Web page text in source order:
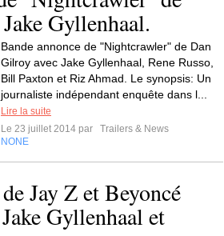
Gyllenhaal.
Bande annonce de "Nightcrawler" de Dan
Gilroy avec Jake Gyllenhaal, Rene Russo,
Bill Paxton et Riz Ahmad. Le synopsis: Un
journaliste indépendant enquête dans l...
Lire la suite
Le 23 juillet 2014 par
Trailers & News
NONE
Jay Z et Beyoncé
Gyllenhaal et